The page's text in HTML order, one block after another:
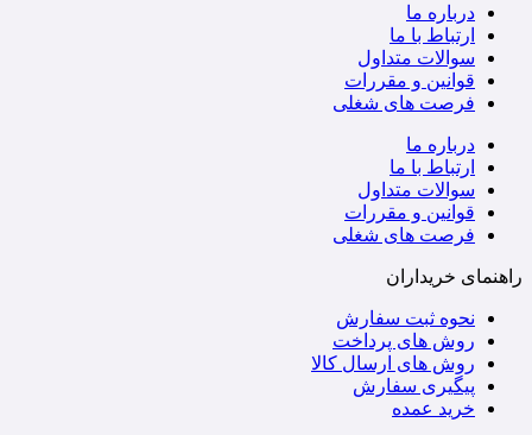
درباره ما
ارتباط با ما
سوالات متداول
قوانین و مقررات
فرصت های شغلی
درباره ما
ارتباط با ما
سوالات متداول
قوانین و مقررات
فرصت های شغلی
راهنمای خریداران
نحوه ثبت سفارش
روش های پرداخت
روش های ارسال کالا
پیگیری سفارش
خرید عمده